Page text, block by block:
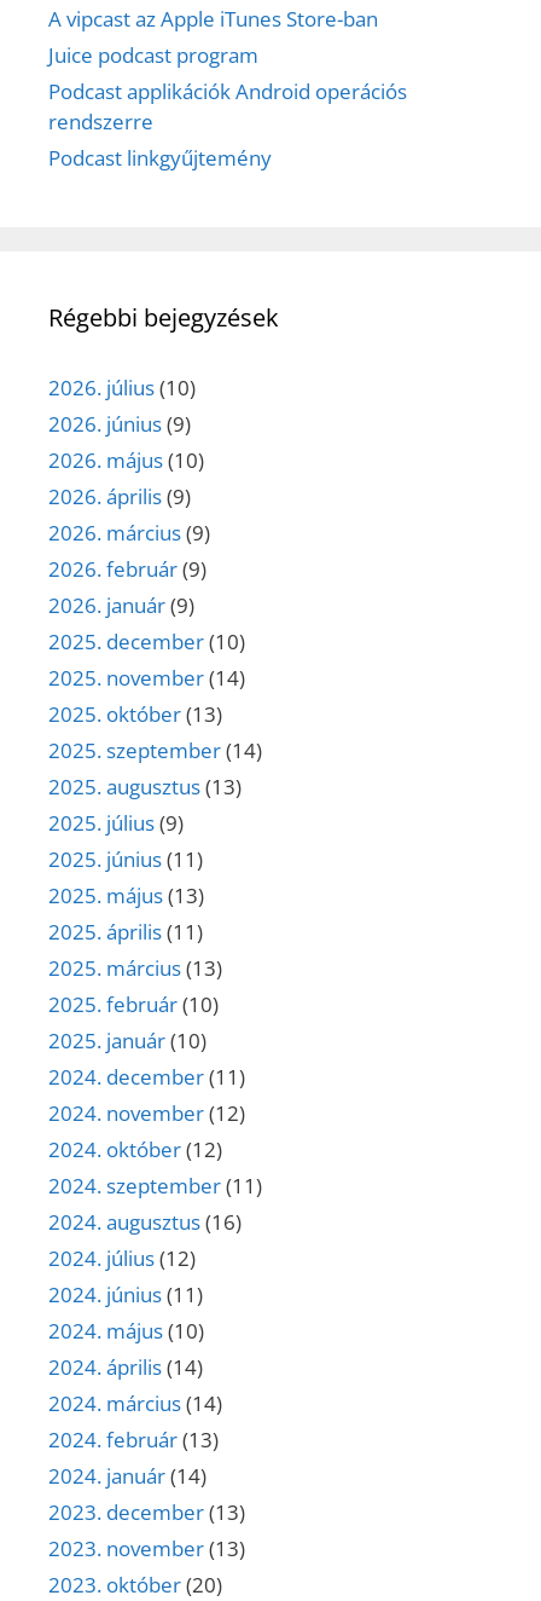
A vipcast az Apple iTunes Store-ban
Juice podcast program
Podcast applikációk Android operációs
rendszerre
Podcast linkgyűjtemény
Régebbi bejegyzések
2026. július(10)
2026. június(9)
2026. május(10)
2026. április(9)
2026. március(9)
2026. február(9)
2026. január(9)
2025. december(10)
2025. november(14)
2025. október(13)
2025. szeptember(14)
2025. augusztus(13)
2025. július(9)
2025. június(11)
2025. május(13)
2025. április(11)
2025. március(13)
2025. február(10)
2025. január(10)
2024. december(11)
2024. november(12)
2024. október(12)
2024. szeptember(11)
2024. augusztus(16)
2024. július(12)
2024. június(11)
2024. május(10)
2024. április(14)
2024. március(14)
2024. február(13)
2024. január(14)
2023. december(13)
2023. november(13)
2023. október(20)